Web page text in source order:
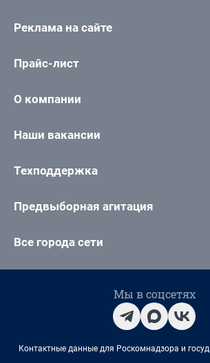
Реклама на сайте
Прайс-лист
О компании
Наши вакансии
Техподдержка
Предвыборная агитация
Все города сети
Мы в соцсетях
Контактные данные для Роскомнадзора и